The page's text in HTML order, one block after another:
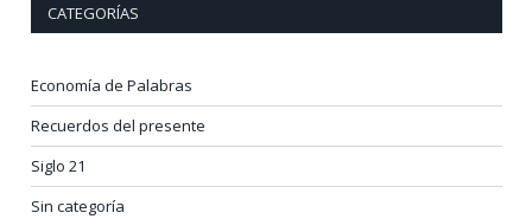
CATEGORÍAS
Economía de Palabras
Recuerdos del presente
Siglo 21
Sin categoría